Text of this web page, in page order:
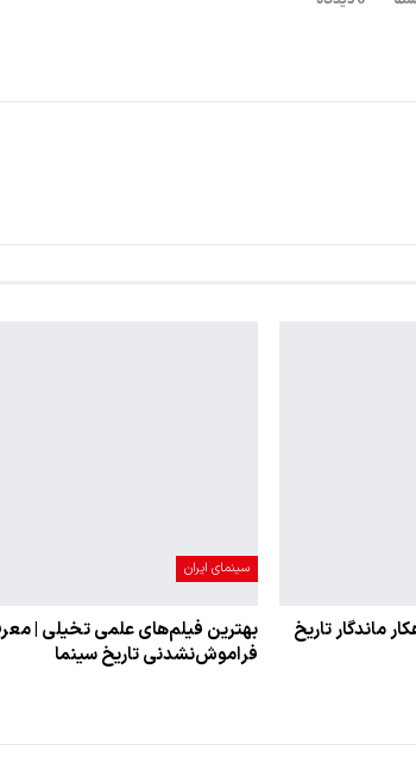
درام | معرفی ۱۵ شاهکار ماندگار تاریخ
سینمای ایران
فراموش‌نشدنی تاریخ سینما